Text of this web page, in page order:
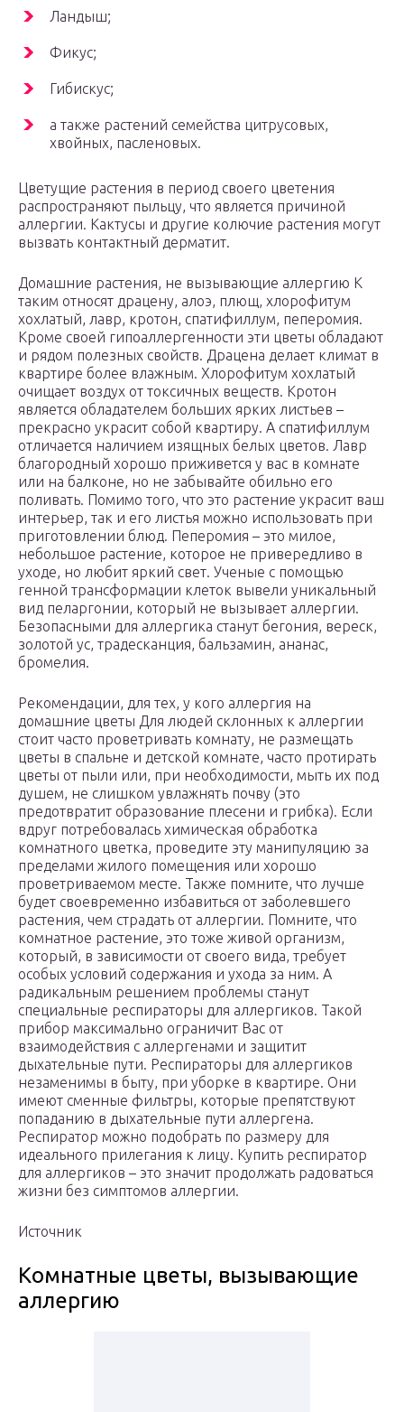
Ландыш;
Фикус;
Гибискус;
а также растений семейства цитрусовых,
хвойных, пасленовых.
Цветущие растения в период своего цветения
распространяют пыльцу, что является причиной
аллергии. Кактусы и другие колючие растения могут
вызвать контактный дерматит.
Домашние растения, не вызывающие аллергию К
таким относят драцену, алоэ, плющ, хлорофитум
хохлатый, лавр, кротон, спатифиллум, пеперомия.
Кроме своей гипоаллергенности эти цветы обладают
и рядом полезных свойств. Драцена делает климат в
квартире более влажным. Хлорофитум хохлатый
очищает воздух от токсичных веществ. Кротон
является обладателем больших ярких листьев –
прекрасно украсит собой квартиру. А спатифиллум
отличается наличием изящных белых цветов. Лавр
благородный хорошо приживется у вас в комнате
или на балконе, но не забывайте обильно его
поливать. Помимо того, что это растение украсит ваш
интерьер, так и его листья можно использовать при
приготовлении блюд. Пеперомия – это милое,
небольшое растение, которое не привередливо в
уходе, но любит яркий свет. Ученые с помощью
генной трансформации клеток вывели уникальный
вид пеларгонии, который не вызывает аллергии.
Безопасными для аллергика станут бегония, вереск,
золотой ус, традесканция, бальзамин, ананас,
бромелия.
Рекомендации, для тех, у кого аллергия на
домашние цветы Для людей склонных к аллергии
стоит часто проветривать комнату, не размещать
цветы в спальне и детской комнате, часто протирать
цветы от пыли или, при необходимости, мыть их под
душем, не слишком увлажнять почву (это
предотвратит образование плесени и грибка). Если
вдруг потребовалась химическая обработка
комнатного цветка, проведите эту манипуляцию за
пределами жилого помещения или хорошо
проветриваемом месте. Также помните, что лучше
будет своевременно избавиться от заболевшего
растения, чем страдать от аллергии. Помните, что
комнатное растение, это тоже живой организм,
который, в зависимости от своего вида, требует
особых условий содержания и ухода за ним. А
радикальным решением проблемы станут
специальные респираторы для аллергиков. Такой
прибор максимально ограничит Вас от
взаимодействия с аллергенами и защитит
дыхательные пути. Респираторы для аллергиков
незаменимы в быту, при уборке в квартире. Они
имеют сменные фильтры, которые препятствуют
попаданию в дыхательные пути аллергена.
Респиратор можно подобрать по размеру для
идеального прилегания к лицу. Купить респиратор
для аллергиков – это значит продолжать радоваться
жизни без симптомов аллергии.
Источник
Комнатные цветы, вызывающие
аллергию